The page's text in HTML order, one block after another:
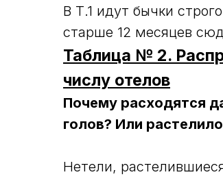
В Т.1 идут бычки
старше 12 месяцев
Таблица № 2.
числу отелов
Почему расходятся
голов? Или
Нетели,